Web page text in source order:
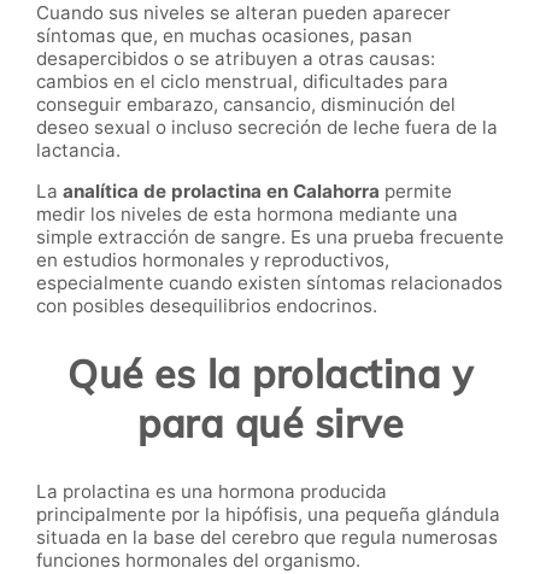
Cuando sus niveles se alteran pueden aparecer
síntomas que, en muchas ocasiones, pasan
desapercibidos o se atribuyen a otras causas:
cambios en el ciclo menstrual, dificultades para
conseguir embarazo, cansancio, disminución del
deseo sexual o incluso secreción de leche fuera de la
lactancia.
La analítica de prolactina en Calahorra permite
medir los niveles de esta hormona mediante una
simple extracción de sangre. Es una prueba frecuente
en estudios hormonales y reproductivos,
especialmente cuando existen síntomas relacionados
con posibles desequilibrios endocrinos.
Qué es la prolactina y
para qué sirve
La prolactina es una hormona producida
principalmente por la hipófisis, una pequeña glándula
situada en la base del cerebro que regula numerosas
funciones hormonales del organismo.